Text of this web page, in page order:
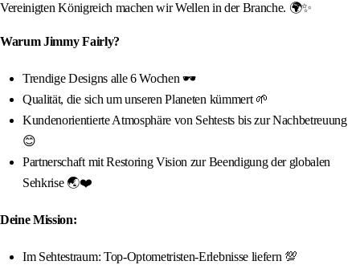
Vereinigten Königreich machen wir Wellen in der Branche. 🌍✨
Warum Jimmy Fairly?
Trendige Designs alle 6 Wochen 🕶️
Qualität, die sich um unseren Planeten kümmert 🌱
Kundenorientierte Atmosphäre von Sehtests bis zur Nachbetreuung
😊
Partnerschaft mit Restoring Vision zur Beendigung der globalen
Sehkrise 🌏❤️
Deine Mission:
Im Sehtestraum: Top-Optometristen-Erlebnisse liefern 💯